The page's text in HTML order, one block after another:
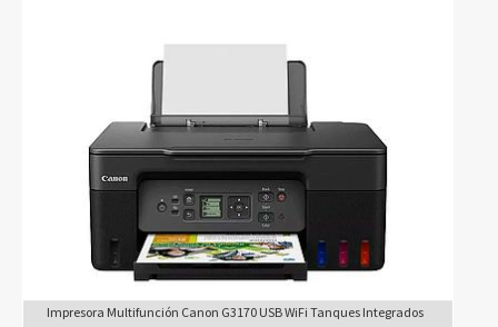
Impresora Multifunción Canon G3170 USB WiFi Tanques Integrados